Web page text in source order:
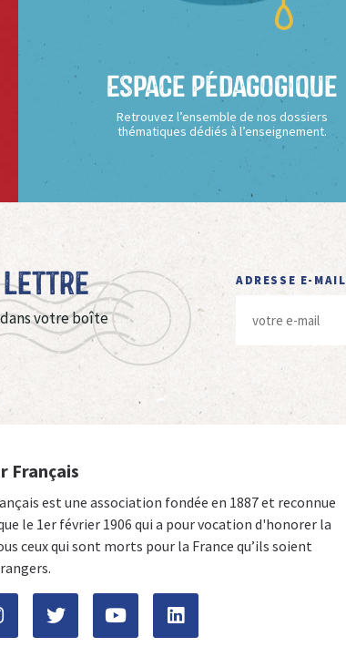
Espace Pédagogique
Retrouvez l’ensemble de nos dossiers
thématiques dédiés à l’enseignement.
Lettre
votre boîte
ADRESSE E-MAIL
Français
est une association fondée en 1887 et reconnue
le 1er février 1906 qui a pour vocation d'honorer la
ceux qui sont morts pour la France qu’ils soient